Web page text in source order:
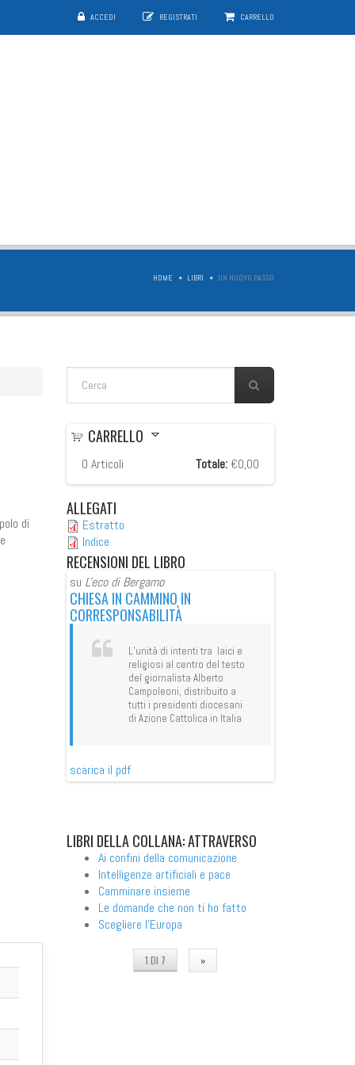
ACCEDI REGISTRATI CARRELLO
HOME LIBRI UN NUOVO PASSO
FORM DI RICERCA
di
CARRELLO
0 Articoli Totale: €0,00
ALLEGATI
Estratto
Indice
RECENSIONI DEL LIBRO
laici e
su L'eco di Bergamo
CHIESA IN CAMMINO IN
CORRESPONSABILITÀ
L’unità di intenti tra laici e
religiosi al centro del testo
del giornalista Alberto
Campoleoni, distribuito a
tutti i presidenti diocesani
di Azione Cattolica in Italia.
scarica il pdf
LIBRI DELLA COLLANA: ATTRAVERSO
Ai confini della comunicazione
Intelligenze artificiali e pace
Camminare insieme
Le domande che non ti ho fatto
Scegliere l'Europa
1 DI 7 »